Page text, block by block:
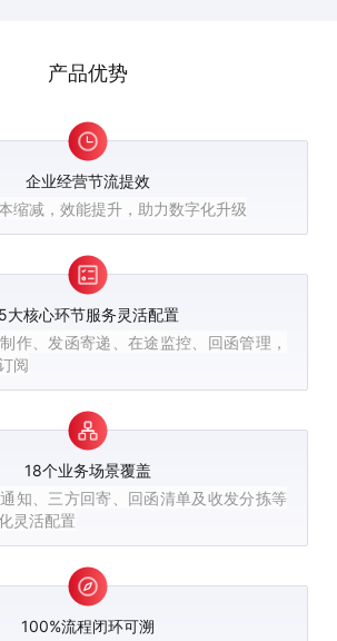
产品优势
企业经营节流提效
缩减，效能提升，助力数字化升级
5大核心环节服务灵活配置
作、发函寄递、在途监控、回函管理，
阅
18个业务场景覆盖
知、三方回寄、回函清单及收发分拣等
灵活配置
100%流程闭环可溯